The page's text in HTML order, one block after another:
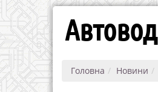
Автовод
Головна Новини